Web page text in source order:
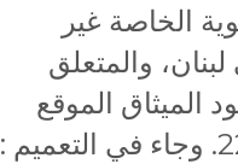
الخاصة غير
والمتعلق
الميثاق الموقع
بتاريخ 22/1/2024. وجاء في التعميم :